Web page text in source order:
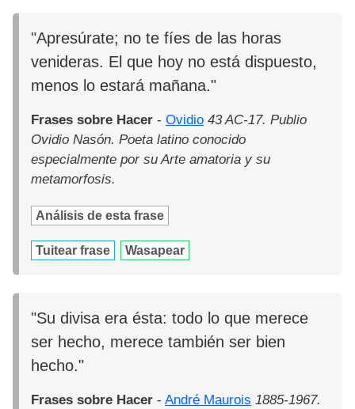
"Apresúrate; no te fíes de las horas
venideras. El que hoy no está dispuesto,
menos lo estará mañana."
Frases sobre Hacer -Ovidio 43 AC-17. Publio
Ovidio Nasón. Poeta latino conocido
especialmente por su Arte amatoria y su
metamorfosis.
Análisis de esta frase
Tuitear frase Wasapear
"Su divisa era ésta: todo lo que merece
ser hecho, merece también ser bien
hecho."
Frases sobre Hacer -André Maurois 1885-1967.